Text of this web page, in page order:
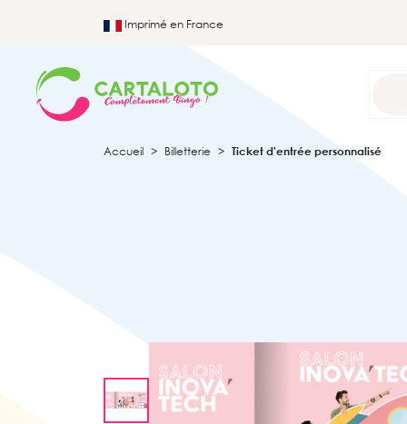
Imprimé en France
Accueil Billetterie Ticket d'entrée personnalisé